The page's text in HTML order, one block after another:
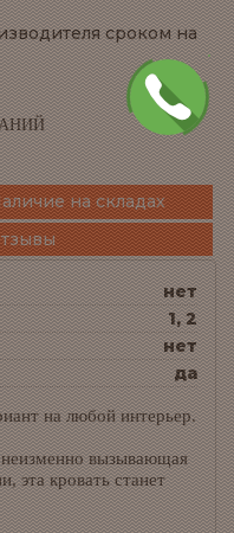
сроком на
на складах
нет
1, 2
нет
да
на любой интерьер.
вызывающая
эта кровать станет